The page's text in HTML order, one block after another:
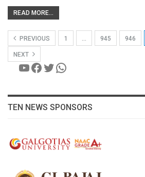
READ MORE...
PREVIOUS 1 945 946
NEXT
YouTube
Facebook
Twitter
WhatsApp
TEN NEWS SPONSORS